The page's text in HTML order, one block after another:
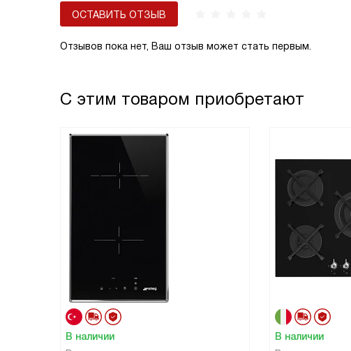
ОСТАВИТЬ ОТЗЫВ
Отзывов пока нет, Ваш отзыв может стать первым.
С этим товаром приобретают
В наличии В наличии